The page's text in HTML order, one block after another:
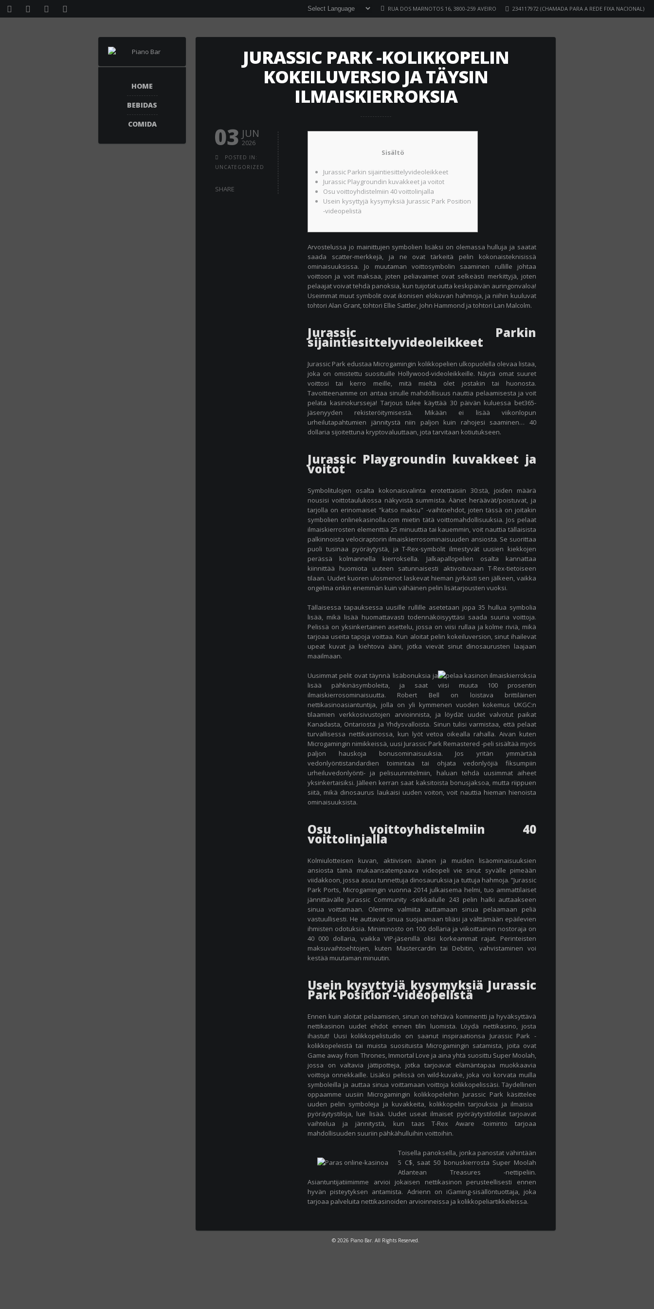
234117972 (CHAMADA PARA A REDE FIXA NACIONAL)
RUA DOS MARNOTOS 16, 3800-259 AVEIRO
HOME
BEBIDAS
COMIDA
JURASSIC PARK -KOLIKKOPELIN
KOKEILUVERSIO JA TÄYSIN
ILMAISKIERROKSIA
03 JUN
2026
POSTED IN:
UNCATEGORIZED
SHARE
Sisältö
Jurassic Parkin sijaintiesittelyvideoleikkeet
Jurassic Playgroundin kuvakkeet ja voitot
Osu voittoyhdistelmiin 40 voittolinjalla
Usein kysyttyjä kysymyksiä Jurassic Park Position
-videopelistä
Arvostelussa jo mainittujen symbolien lisäksi on olemassa hulluja ja saatat
saada scatter-merkkejä, ja ne ovat tärkeitä pelin kokonaisteknisissä
ominaisuuksissa. Jo muutaman voittosymbolin saaminen rullille johtaa
voittoon ja voit maksaa, joten peliavaimet ovat selkeästi merkittyjä, joten
pelaajat voivat tehdä panoksia, kun tuijotat uutta keskipäivän auringonvaloa!
Useimmat muut symbolit ovat ikonisen elokuvan hahmoja, ja niihin kuuluvat
tohtori Alan Grant, tohtori Ellie Sattler, John Hammond ja tohtori Lan Malcolm.
Jurassic Parkin
sijaintiesittelyvideoleikkeet
Jurassic Park edustaa Microgamingin kolikkopelien ulkopuolella olevaa listaa,
joka on omistettu suosituille Hollywood-videoleikkeille. Näytä omat suuret
voittosi tai kerro meille, mitä mieltä olet jostakin tai huonosta.
Tavoitteenamme on antaa sinulle mahdollisuus nauttia pelaamisesta ja voit
pelata kasinokursseja! Tarjous tulee käyttää 30 päivän kuluessa bet365-
jäsenyyden rekisteröitymisestä. Mikään ei lisää viikonlopun
urheilutapahtumien jännitystä niin paljon kuin rahojesi saaminen… 40
dollaria sijoitettuna kryptovaluuttaan, jota tarvitaan kotiutukseen.
Jurassic Playgroundin kuvakkeet ja
voitot
Symbolitulojen osalta kokonaisvalinta erotettaisiin 30:stä, joiden määrä
nousisi voittotaulukossa näkyvistä summista. Äänet heräävät/poistuvat, ja
tarjolla on erinomaiset "katso maksu" -vaihtoehdot, joten tässä on joitakin
symbolien onlinekasinolla.com mietin tätä voittomahdollisuuksia. Jos pelaat
ilmaiskierrosten elementtiä 25 minuuttia tai kauemmin, voit nauttia tällaisista
palkinnoista velociraptorin ilmaiskierrosominaisuuden ansiosta. Se suorittaa
puoli tusinaa pyöräytystä, ja T-Rex-symbolit ilmestyvät uusien kiekkojen
perässä kolmannella kierroksella. Jalkapallopelien osalta kannattaa
kiinnittää huomiota uuteen satunnaisesti aktivoituvaan T-Rex-tietoiseen
tilaan. Uudet kuoren ulosmenot laskevat hieman jyrkästi sen jälkeen, vaikka
ongelma onkin enemmän kuin vähäinen pelin lisätarjousten vuoksi.
Tällaisessa tapauksessa uusille rullille asetetaan jopa 35 hullua symbolia
lisää, mikä lisää huomattavasti todennäköisyyttäsi saada suuria voittoja.
Pelissä on yksinkertainen asettelu, jossa on viisi rullaa ja kolme riviä, mikä
tarjoaa useita tapoja voittaa. Kun aloitat pelin kokeiluversion, sinut ihailevat
upeat kuvat ja kiehtova ääni, jotka vievät sinut dinosaurusten laajaan
maailmaan.
Uusimmat pelit ovat täynnä lisäbonuksia ja
lisää pähkinäsymboleita, ja saat viisi muuta 100 prosentin
ilmaiskierrosominaisuutta. Robert Bell on loistava brittiläinen
nettikasinoasiantuntija, jolla on yli kymmenen vuoden kokemus UKGC:n
tilaamien verkkosivustojen arvioinnista, ja löydät uudet valvotut paikat
Kanadasta, Ontariosta ja Yhdysvalloista. Sinun tulisi varmistaa, että pelaat
turvallisessa nettikasinossa, kun lyöt vetoa oikealla rahalla. Aivan kuten
Microgamingin nimikkeissä, uusi Jurassic Park Remastered -peli sisältää myös
paljon hauskoja bonusominaisuuksia. Jos yritän ymmärtää
vedonlyöntistandardien toimintaa tai ohjata vedonlyöjiä fiksumpiin
urheiluvedonlyönti- ja pelisuunnitelmiin, haluan tehdä uusimmat aiheet
yksinkertaisiksi. Jälleen kerran saat kaksitoista bonusjaksoa, mutta riippuen
siitä, mikä dinosaurus laukaisi uuden voiton, voit nauttia hieman hienoista
ominaisuuksista.
Osu voittoyhdistelmiin 40
voittolinjalla
Kolmiulotteisen kuvan, aktiivisen äänen ja muiden lisäominaisuuksien
ansiosta tämä mukaansatempaava videopeli vie sinut syvälle pimeään
viidakkoon, jossa asuu tunnettuja dinosauruksia ja tuttuja hahmoja. ”Jurassic
Park Ports, Microgamingin vuonna 2014 julkaisema helmi, tuo ammattilaiset
jännittävälle Jurassic Community -seikkailulle 243 pelin halki auttaakseen
sinua voittamaan. Olemme valmiita auttamaan sinua pelaamaan peliä
vastuullisesti. He auttavat sinua suojaamaan tiliäsi ja välttämään epäilevien
ihmisten odotuksia. Miniminosto on 100 dollaria ja viikoittainen nostoraja on
40 000 dollaria, vaikka VIP-jäsenillä olisi korkeammat rajat. Perinteisten
maksuvaihtoehtojen, kuten Mastercardin tai Debitin, vahvistaminen voi
kestää muutaman minuutin.
Usein kysyttyjä kysymyksiä Jurassic
Park Position -videopelistä
Ennen kuin aloitat pelaamisen, sinun on tehtävä kommentti ja hyväksyttävä
nettikasinon uudet ehdot ennen tilin luomista. Löydä nettikasino, josta
ihastut! Uusi kolikkopelistudio on saanut inspiraationsa Jurassic Park -
kolikkopeleistä tai muista suosituista Microgamingin satamista, joita ovat
Game away from Thrones, Immortal Love ja aina yhtä suosittu Super Moolah,
jossa on valtavia jättipotteja, jotka tarjoavat elämäntapaa muokkaavia
voittoja onnekkaille. Lisäksi pelissä on wild-kuvake, joka voi korvata muilla
symboleilla ja auttaa sinua voittamaan voittoja kolikkopelissäsi. Täydellinen
oppaamme uusiin Microgamingin kolikkopeleihin Jurassic Park käsittelee
uuden pelin symboleja ja kuvakkeita, kolikkopelin tarjouksia ja ilmaisia ​​
pyöräytystiloja, lue lisää. Uudet useat ilmaiset pyöräytystilotilat tarjoavat
vaihtelua ja jännitystä, kun taas T-Rex Aware -toiminto tarjoaa
mahdollisuuden suuriin pähkähulluihin voittoihin.
Toisella panoksella, jonka panostat vähintään
5 C$, saat 50 bonuskierrosta Super Moolah
Atlantean Treasures -nettipeliin.
Asiantuntijatiimimme arvioi jokaisen nettikasinon perusteellisesti ennen
hyvän pisteytyksen antamista. Adrienn on iGaming-sisällöntuottaja, joka
tarjoaa palveluita nettikasinoiden arvioinneissa ja kolikkopeliartikkeleissa.
© 2026 Piano Bar. All Rights Reserved.